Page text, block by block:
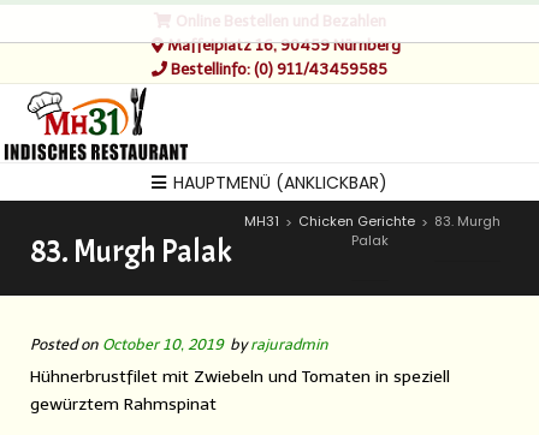
Online Bestellen und Bezahlen
Maffeiplatz 16, 90459 Nürnberg
Bestellinfo: (0) 911/43459585
HAUPTMENÜ (ANKLICKBAR)
83. Murgh Palak
MH31 > Chicken Gerichte > 83. Murgh
Palak
Posted on October 10, 2019 byrajuradmin
Hühnerbrustfilet mit Zwiebeln und Tomaten in speziell
gewürztem Rahmspinat